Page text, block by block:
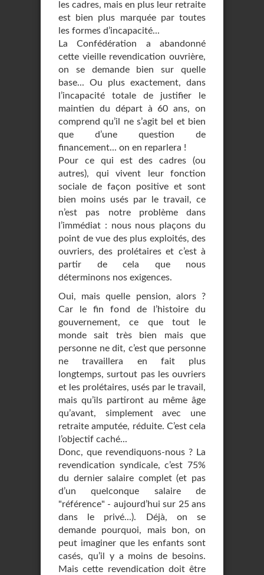
les cadres, mais en plus leur retraite
est bien plus marquée par toutes
les formes d’incapacité...
La Confédération a abandonné
cette vieille revendication ouvrière,
on se demande bien sur quelle
base... Ou plus exactement, dans
l’incapacité totale de justifier le
maintien du départ à 60 ans, on
comprend qu’il ne s’agit bel et bien
que d’une question de
financement... on en reparlera !
Pour ce qui est des cadres (ou
autres), qui vivent leur fonction
sociale de façon positive et sont
bien moins usés par le travail, ce
n’est pas notre problème dans
l’immédiat : nous nous plaçons du
point de vue des plus exploités, des
ouvriers, des prolétaires et c’est à
partir de cela que nous
déterminons nos exigences.
Oui, mais quelle pension, alors ?
Car le fin fond de l’histoire du
gouvernement, ce que tout le
monde sait très bien mais que
personne ne dit, c’est que personne
ne travaillera en fait plus
longtemps, surtout pas les ouvriers
et les prolétaires, usés par le travail,
mais qu’ils partiront au même âge
qu’avant, simplement avec une
retraite amputée, réduite. C’est cela
l’objectif caché...
Donc, que revendiquons-nous ? La
revendication syndicale, c’est 75%
du dernier salaire complet (et pas
d’un quelconque salaire de
"référence" - aujourd’hui sur 25 ans
dans le privé...). Déjà, on se
demande pourquoi, mais bon, on
peut imaginer que les enfants sont
casés, qu’il y a moins de besoins.
Mais cette revendication doit être